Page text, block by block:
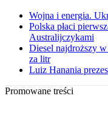
Wojna i energia.
Polska płaci
Australijczykami
Diesel najdroższy
za litr
Luiz Hanania
Promowane treści